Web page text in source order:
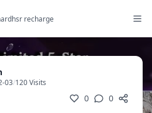
hsr recharge
03/120 Visits
0 0